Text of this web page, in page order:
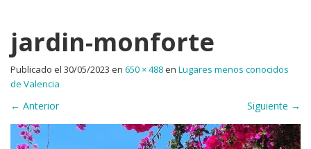
jardin-monforte
Publicado el 30/05/2023 en 650 × 488en Lugares menos conocidos
de Valencia
← Anterior Siguiente →